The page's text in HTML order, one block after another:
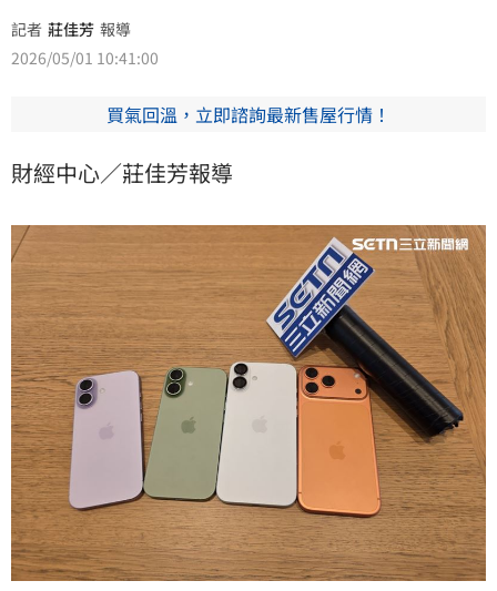
記者 莊佳芳 報導
2026/05/01 10:41:00
買氣回溫，立即諮詢最新售屋行情！
財經中心／莊佳芳報導